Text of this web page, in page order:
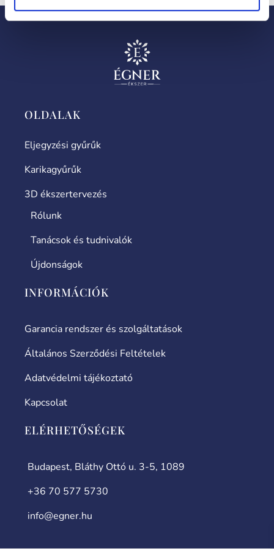
OLDALAK
Eljegyzési gyűrűk
Karikagyűrűk
3D ékszertervezés
Rólunk
Tanácsok és tudnivalók
Újdonságok
INFORMÁCIÓK
Garancia rendszer és szolgáltatások
Általános Szerződési Feltételek
Adatvédelmi tájékoztató
Kapcsolat
ELÉRHETŐSÉGEK
Budapest, Bláthy Ottó u. 3-5, 1089
+36 70 577 5730
info@egner.hu